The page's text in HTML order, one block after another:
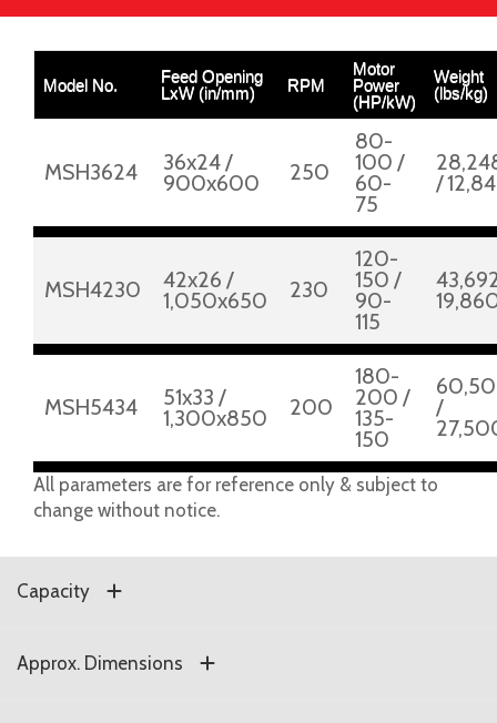
Model No.
Feed Opening
LxW (in/mm)
RPM
Motor
Power
(HP/kW)
Weight
(lbs/kg)
MSH3624 36x24 /
900x600 250
80-
100 /
60-
75
/
MSH4230 42x26 /
1,050x650 230
120-
150 /
90-
115
MSH5434 51x33 /
1,300x850 200
180-
200 /
135-
150
/
All parameters are for reference only & subject to
change without notice.
Capacity
Approx. Dimensions